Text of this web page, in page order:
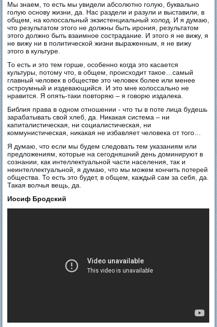
Мы знаем, то есть мы увидели абсолютно голую, буквально
голую основу жизни, да. Нас раздели и разули и выставили, в
общем, на колоссальный экзистенциальный холод. И я думаю,
что результатом этого не должны быть ирония, результатом
этого должно быть взаимное сострадание. И этого я не вижу, я
не вижу ни в политической жизни выраженным, я не вижу
этого в культуре.
То есть и это тем горше, особенно когда это касается
культуры, потому что, в общем, происходит такое…самый
главный человек в обществе это человек более или менее
остроумный и издевающийся. И это мне колоссально не
нравится. Я опять-таки повторяю – я говорю издалека.
Библия права в одном отношении - что ты в поте лица будешь
зарабатывать свой хлеб, да. Никакая система – ни
капиталистическая, ни социалистическая, ни
коммунистическая, никакая не избавляет человека от того…
Я думаю, что если мы будем следовать тем указаниям или
предложениям, которые на сегодняшний день доминируют в
сознании, как интеллектуальной части населения, так и
неинтеллектуальной, я думаю, что мы можем кончить потерей
общества. То есть это будет, в общем, каждый сам за себя, да.
Такая волчья вещь, да.
Иосиф Бродский